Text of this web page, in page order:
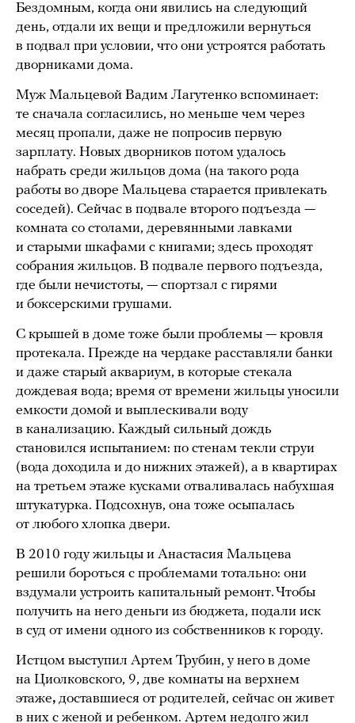
Бездомным, когда они явились на следующий
день, отдали их вещи и предложили вернуться
в подвал при условии, что они устроятся работать
дворниками дома.
Муж Мальцевой Вадим Лагутенко вспоминает:
те сначала согласились, но меньше чем через
месяц пропали, даже не попросив первую
зарплату. Новых дворников потом удалось
набрать среди жильцов дома (на такого рода
работы во дворе Мальцева старается привлекать
соседей). Сейчас в подвале второго подъезда —
комната со столами, деревянными лавками
и старыми шкафами с книгами; здесь проходят
собрания жильцов. В подвале первого подъезда,
где были нечистоты, — спортзал с гирями
и боксерскими грушами.
С крышей в доме тоже были проблемы — кровля
протекала. Прежде на чердаке расставляли банки
и даже старый аквариум, в которые стекала
дождевая вода; время от времени жильцы уносили
емкости домой и выплескивали воду
в канализацию. Каждый сильный дождь
становился испытанием: по стенам текли струи
(вода доходила и до нижних этажей), а в квартирах
на третьем этаже кусками отваливалась набухшая
штукатурка. Подсохнув, она тоже осыпалась
от любого хлопка двери.
В 2010 году жильцы и Анастасия Мальцева
решили бороться с проблемами тотально: они
вздумали устроить капитальный ремонт. Чтобы
получить на него деньги из бюджета, подали иск
в суд от имени одного из собственников к городу.
Истцом выступил Артем Трубин, у него в доме
на Циолковского, 9, две комнаты на верхнем
этаже, доставшиеся от родителей, сейчас он живет
в них с женой и ребенком. Артем недолго жил